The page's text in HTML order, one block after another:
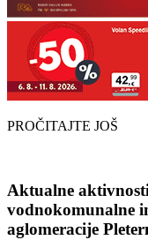
PROČITAJTE JOŠ
Aktualne
vodnokomunalne
aglomeracije